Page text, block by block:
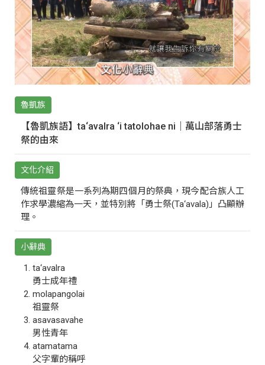
魯凱族
【魯凱族語】ta‘avalra ‘i tatolohae ni｜萬山部落勇士
祭的由來
文化介紹
傳統祖靈祭是一系列為期四個月的祭典，現今配合族人工
作求學濃縮為一天，並特別將「勇士祭(Ta‘avala)」凸顯辦
理。
小辭典
ta‘avalra
勇士成年禮
molapangolai
祖靈祭
asavasavahe
男性青年
atamatama
父字輩的稱呼